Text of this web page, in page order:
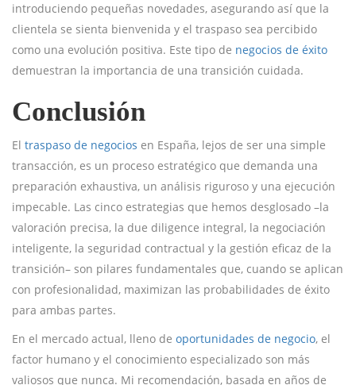
introduciendo pequeñas novedades, asegurando así que la
clientela se sienta bienvenida y el traspaso sea percibido
como una evolución positiva. Este tipo de negocios de éxito
demuestran la importancia de una transición cuidada.
Conclusión
El traspaso de negocios en España, lejos de ser una simple
transacción, es un proceso estratégico que demanda una
preparación exhaustiva, un análisis riguroso y una ejecución
impecable. Las cinco estrategias que hemos desglosado –la
valoración precisa, la due diligence integral, la negociación
inteligente, la seguridad contractual y la gestión eficaz de la
transición– son pilares fundamentales que, cuando se aplican
con profesionalidad, maximizan las probabilidades de éxito
para ambas partes.
En el mercado actual, lleno de oportunidades de negocio, el
factor humano y el conocimiento especializado son más
valiosos que nunca. Mi recomendación, basada en años de